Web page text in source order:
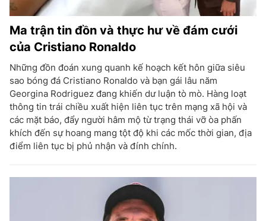
Ma trận tin đồn và thực hư về đám cưới
của Cristiano Ronaldo
Những đồn đoán xung quanh kế hoạch kết hôn giữa siêu
sao bóng đá Cristiano Ronaldo và bạn gái lâu năm
Georgina Rodriguez đang khiến dư luận tò mò. Hàng loạt
thông tin trái chiều xuất hiện liên tục trên mạng xã hội và
các mặt báo, đẩy người hâm mộ từ trạng thái vỡ òa phấn
khích đến sự hoang mang tột độ khi các mốc thời gian, địa
điểm liên tục bị phủ nhận và đính chính.